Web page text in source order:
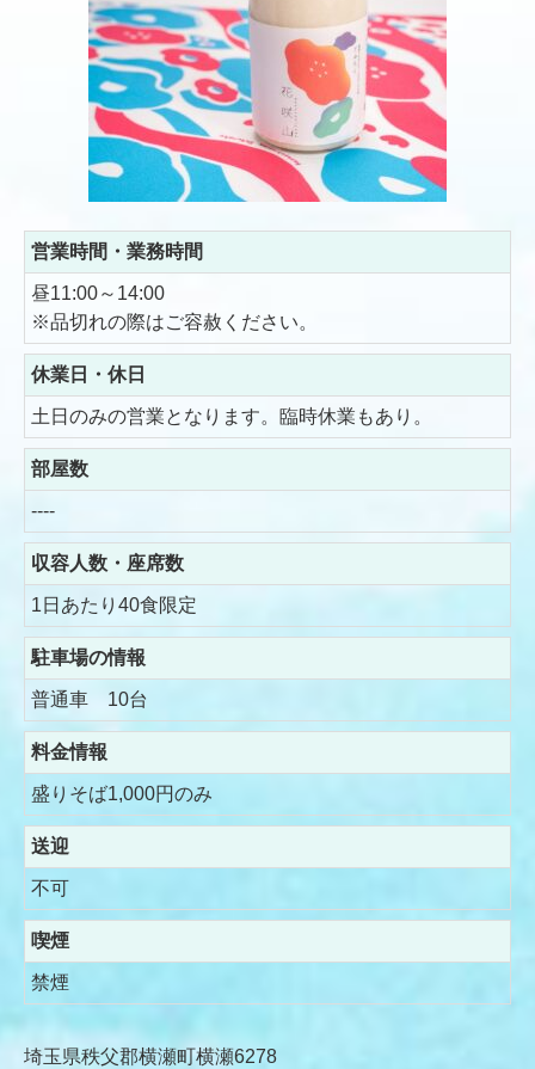
営業時間・業務時間
昼11:00～14:00
※品切れの際はご容赦ください。
休業日・休日
土日のみの営業となります。臨時休業もあり。
部屋数
----
収容人数・座席数
1日あたり40食限定
駐車場の情報
普通車 10台
料金情報
盛りそば1,000円のみ
送迎
不可
喫煙
禁煙
埼玉県秩父郡横瀬町横瀬6278